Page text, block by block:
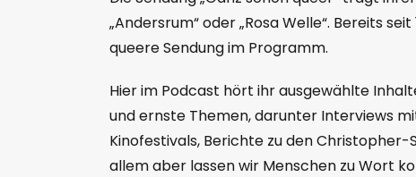
„Andersrum“ oder „Rosa Welle“. Bereits
queere Sendung im Programm.
Hier im Podcast hört ihr ausgewählte
und ernste Themen, darunter Interviews
Kinofestivals, Berichte zu den
allem aber lassen wir Menschen zu Wort